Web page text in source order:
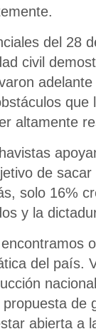
del 28
civil
que
altamente
de
solo 16%
y la
del país.
de
abierta a